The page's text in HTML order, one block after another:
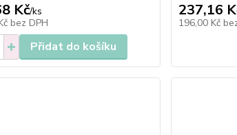
Kč/ks
bez DPH
Přidat do košíku
237,16
196,00 Kč